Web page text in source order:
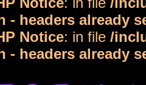
- headers already
Notice: in file /
- headers already